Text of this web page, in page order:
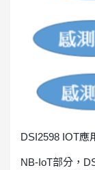
DSI2598 IOT應
NB-IoT部分，